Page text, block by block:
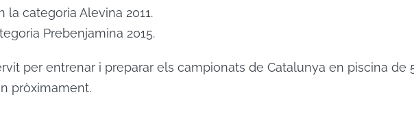
la categoria Alevina 2011.
Prebenjamina 2015.
per entrenar i preparar els campionats de Catalunya en piscina de
pròximament.